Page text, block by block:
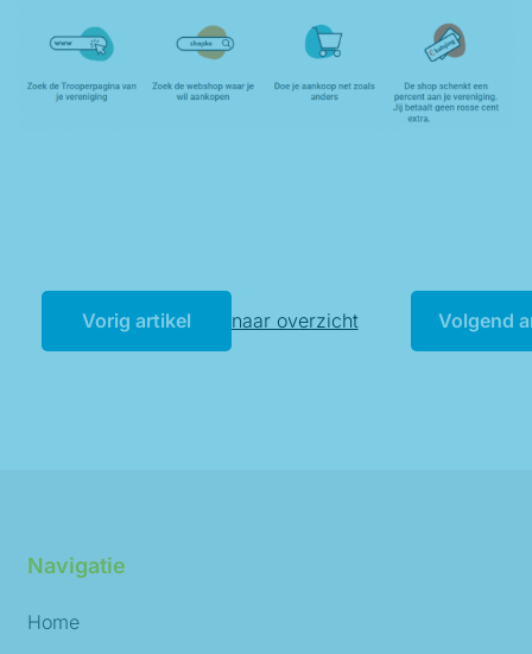
Vorig artikelTerug naar overzicht Volgend
Navigatie
Home